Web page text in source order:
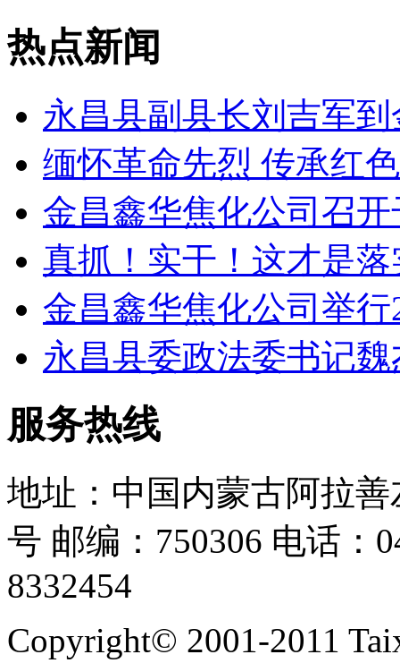
热点新闻
永昌县副县长刘吉军
缅怀革命先烈 传承
金昌鑫华焦化公司召
真抓！实干！这才是
金昌鑫华焦化公司举
永昌县委政法委书记
服务热线
地址：中国内蒙古阿拉
号 邮编：750306 电话：
8332454
Copyright© 2001-2011